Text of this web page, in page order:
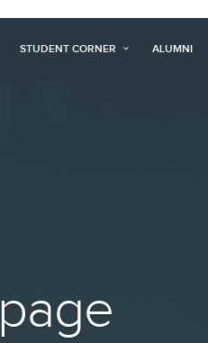
STUDENT CORNER ALUMNI
page